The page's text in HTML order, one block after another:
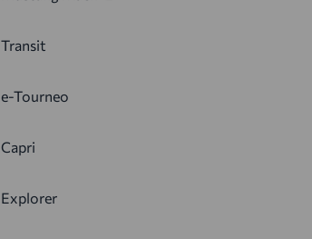
Transit
e-Tourneo
Capri
Explorer